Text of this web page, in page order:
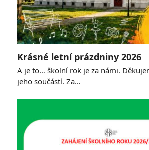
Krásné letní prázdniny 2026
A je to… školní rok je za námi.
jeho součástí. Za…